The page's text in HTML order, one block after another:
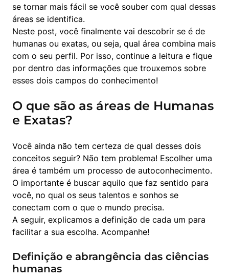
se tornar mais fácil se você souber com qual dessas
áreas se identifica.
Neste post, você finalmente vai descobrir se é de
humanas ou exatas, ou seja, qual área combina mais
com o seu perfil. Por isso, continue a leitura e fique
por dentro das informações que trouxemos sobre
esses dois campos do conhecimento!
O que são as áreas de Humanas
e Exatas?
Você ainda não tem certeza de qual desses dois
conceitos seguir? Não tem problema! Escolher uma
área é também um processo de autoconhecimento.
O importante é buscar aquilo que faz sentido para
você, no qual os seus talentos e sonhos se
conectam com o que o mundo precisa.
A seguir, explicamos a definição de cada um para
facilitar a sua escolha. Acompanhe!
Definição e abrangência das ciências
humanas